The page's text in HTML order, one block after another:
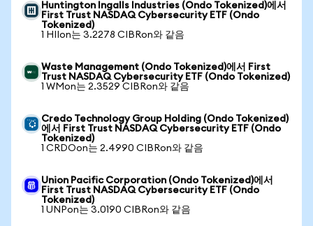
Huntington Ingalls Industries (Ondo Tokenized)에서
First Trust NASDAQ Cybersecurity ETF (Ondo
Tokenized)
1 HIIon는 3.2278 CIBRon와 같음
Waste Management (Ondo Tokenized)에서 First
Trust NASDAQ Cybersecurity ETF (Ondo Tokenized)
1 WMon는 2.3529 CIBRon와 같음
Credo Technology Group Holding (Ondo Tokenized)
에서 First Trust NASDAQ Cybersecurity ETF (Ondo
Tokenized)
1 CRDOon는 2.4990 CIBRon와 같음
Union Pacific Corporation (Ondo Tokenized)에서
First Trust NASDAQ Cybersecurity ETF (Ondo
Tokenized)
1 UNPon는 3.0190 CIBRon와 같음